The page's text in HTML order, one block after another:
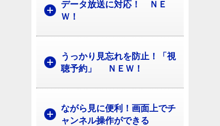
データ放送に対応！ ＮＥ
Ｗ！
うっかり見忘れを防止！「視
聴予約」 ＮＥＷ！
ながら見に便利！画面上でチ
ャンネル操作ができる